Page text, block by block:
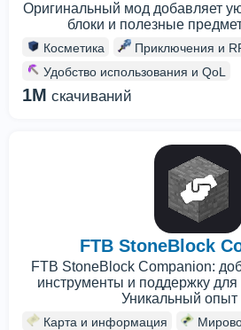
Оригинальный мод добавляет
блоки и полезные
Косметика
Приключения и
Удобство использования и QoL
1M скачиваний
FTB StoneBlock
FTB StoneBlock Companion:
инструменты и поддержку
Уникальный опыт
Карта и информация